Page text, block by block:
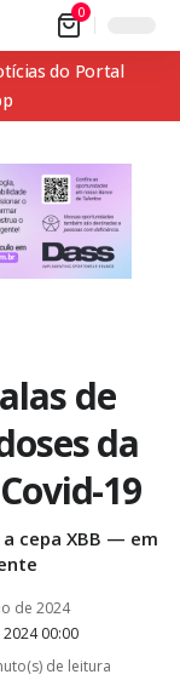
0
do Portal
de
da
19
cepa XBB — em
00:00
de 2024
de leitura